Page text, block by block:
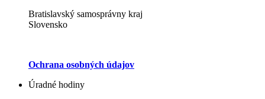
Bratislavský samosprávny kraj
Slovensko
Ochrana osobných údajov
Úradné hodiny